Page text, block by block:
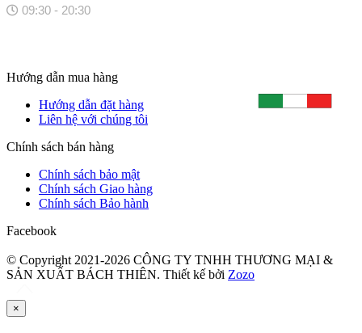
 09:30 - 20:30
Hướng dẫn mua hàng
Hướng dẫn đặt hàng
Liên hệ với chúng tôi
Chính sách bán hàng
Chính sách bảo mật
Chính sách Giao hàng
Chính sách Bảo hành
Facebook
© Copyright 2021-2026 CÔNG TY TNHH THƯƠNG MẠI &
SẢN XUẤT BÁCH THIÊN. Thiết kế bởi Zozo
×